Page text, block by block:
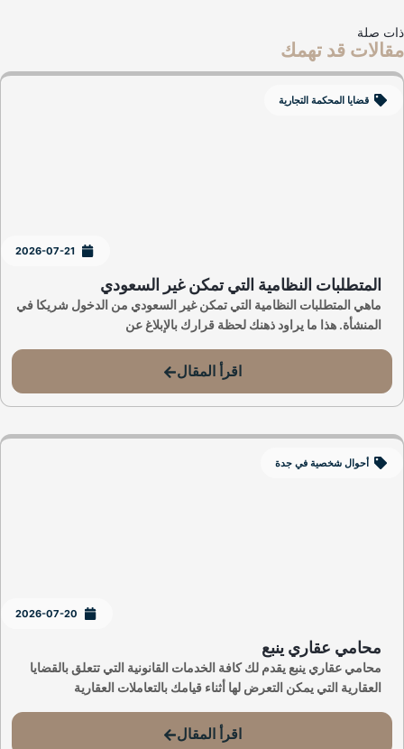
صلة
قد تهمك
قضايا المحكمة التجارية
2026-07-21
المتطلبات النظامية التي تمكن غير السعودي
ماهي المتطلبات النظامية التي تمكن غير السعودي من الدخول شريكا في
المنشأة. هذا ما يراود ذهنك لحظة قرارك بالإبلاغ عن
اقرأ المقال
أحوال شخصية في جدة
2026-07-20
محامي عقاري ينبع
محامي عقاري ينبع يقدم لك كافة الخدمات القانونية التي تتعلق بالقضايا
العقارية التي يمكن التعرض لها أثناء قيامك بالتعاملات العقارية
اقرأ المقال